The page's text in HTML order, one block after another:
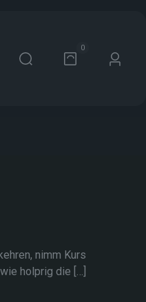
0
nimm Kurs
holprig die […]